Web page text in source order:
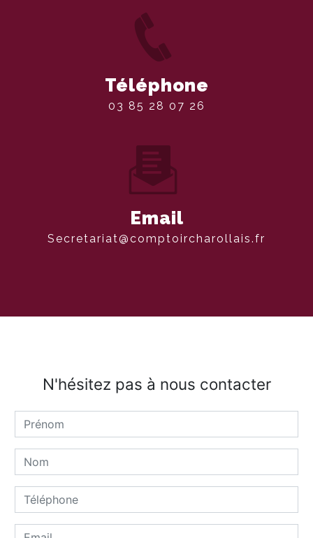
Téléphone
03 85 28 07 26
Email
secretariat@comptoircharollais.fr
N'hésitez pas à nous contacter